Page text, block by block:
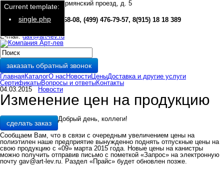
127282, г. Москва, Чермянский проезд, д. 5
Тел./факс:(499) 476-68-08, (499) 476-79-57, 8(915) 18 18 389
E-mail:gav@art-lev.ru
заказать обратный звонок
ГлавнаяКаталогО нас НовостиЦеныДоставка и другие услуги
СертификатыВопросы и ответыКонтакты
04.03.2015
Новости
Изменение цен на продукцию
сделать заказ
Добрый день, коллеги!
Сообщаем Вам, что в связи с очередным увеличением цены на
полиэтилен наше предприятие вынужденно поднять отпускные цены на
свою продукцию с «09» марта 2015 года. Новые цены на канистры
можно получить отправив письмо с пометкой «Запрос» на электронную
почту gav@art-lev.ru. Раздел «Прайс» будет обновлен позже.
Current template:
single.php